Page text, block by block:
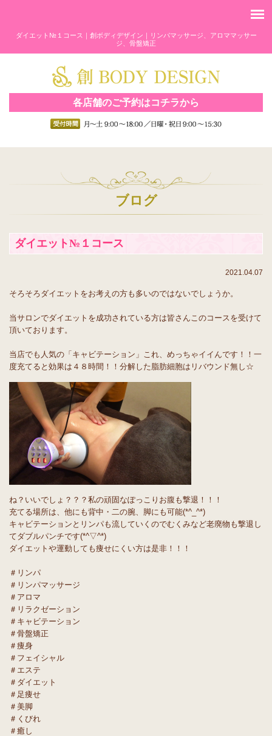
ダイエット№１コース｜創ボディデザイン｜リンパマッサージ、アロママッサー
ジ、骨盤矯正
各店舗のご予約はコチラから
ブログ
ダイエット№１コース
2021.04.07
そろそろダイエットをお考えの方も多いのではないでしょうか。
当サロンでダイエットを成功されている方は皆さんこのコースを受けて
頂いております。
当店でも人気の「キャビテーション」これ、めっちゃイイんです！！一
度充てると効果は４８時間！！分解した脂肪細胞はリバウンド無し☆
ね？いいでしょ？？？私の頑固なぽっこりお腹も撃退！！！
充てる場所は、他にも背中・二の腕、脚にも可能(*^_^*)
キャビテーションとリンパも流していくのでむくみなど老廃物も撃退し
てダブルパンチです(*^▽^*)
ダイエットや運動しても痩せにくい方は是非！！！
＃リンパ
＃リンパマッサージ
＃アロマ
＃リラクゼーション
＃キャビテーション
＃骨盤矯正
＃痩身
＃フェイシャル
＃エステ
＃ダイエット
＃足痩せ
＃美脚
＃くびれ
＃癒し